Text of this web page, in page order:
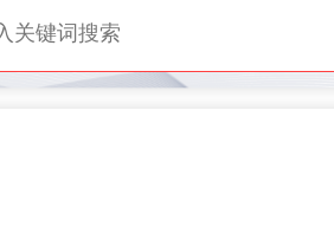
系统支持平台自营、分销、拼团、限时
折扣、优惠套装、微信、小程序等